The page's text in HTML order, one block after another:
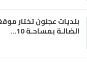
بلديات عجلون تختار
الضالـة بمساحـة 10…